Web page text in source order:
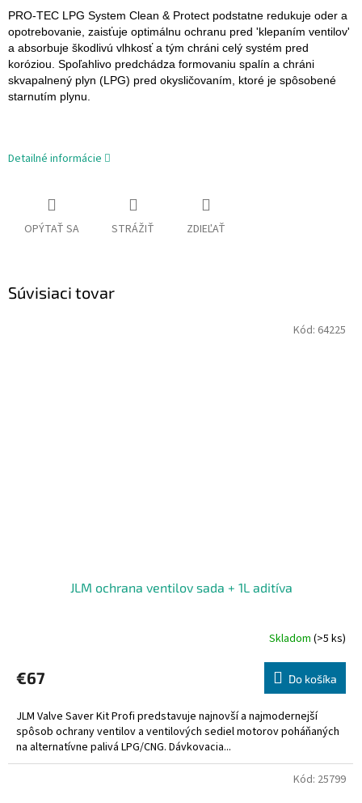
PRO-TEC LPG System Clean & Protect podstatne redukuje oder a
opotrebovanie, zaisťuje optimálnu ochranu pred 'klepaním ventilov'
a absorbuje škodlivú vlhkosť a tým chráni celý systém pred
koróziou. Spoľahlivo predchádza formovaniu spalín a chráni
skvapalnený plyn (LPG) pred okysličovaním, ktoré je spôsobené
starnutím plynu.
Detailné informácie
OPÝTAŤ SA STRÁŽIŤ ZDIEĽAŤ
Súvisiaci tovar
JLM ochrana ventilov sada + 1L aditíva
Skladom (>5 ks)
€67 Do košíka
JLM Valve Saver Kit Profi predstavuje najnovší a najmodernejší
spôsob ochrany ventilov a ventilových sediel motorov poháňaných
na alternatívne palivá LPG/CNG. Dávkovacia...
Kód: 64225
Kód: 25799